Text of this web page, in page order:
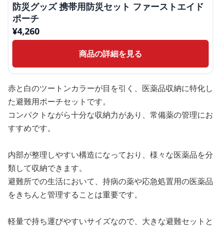
防災グッズ 携帯用防災セット ファーストエイド
ポーチ
¥4,260
商品の詳細を見る
赤と白のツートンカラーが目を引く、医薬品収納に特化し
た避難用ポーチセットです。
コンパクトながら十分な収納力があり、常備薬の管理にお
すすめです。
内部が整理しやすい構造になっており、様々な医薬品を分
類して収納できます。
避難所での生活において、持病の薬や応急処置用の医薬品
をきちんと管理することは重要です。
軽量で持ち運びやすいサイズなので、大きな避難セットと